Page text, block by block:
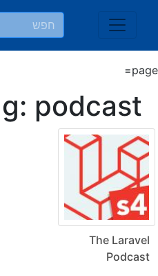
page=
podcast
The Laravel
Podcast